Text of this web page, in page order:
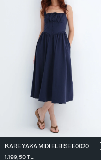
KARE YAKA MIDI ELBISE E0020
1.199,50TL